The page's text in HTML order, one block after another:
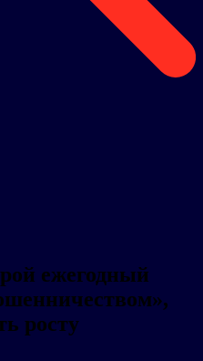
ежегодный
росту